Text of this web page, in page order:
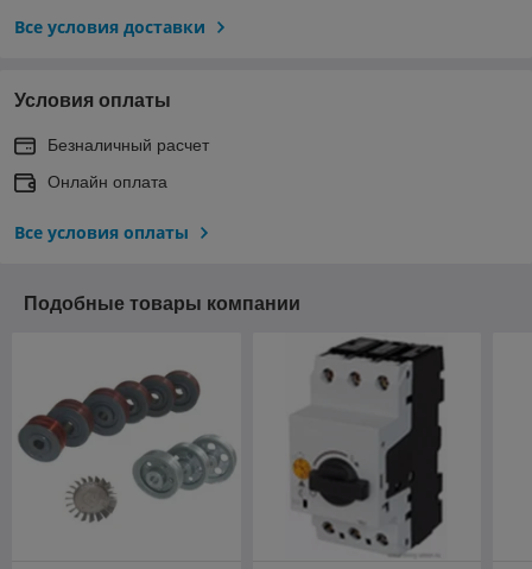
Все условия доставки
Условия оплаты
Безналичный расчет
Онлайн оплата
Все условия оплаты
Подобные товары компании